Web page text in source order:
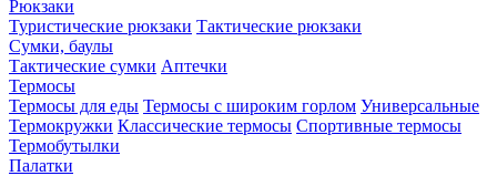
Рюкзаки
Туристические рюкзаки Тактические рюкзаки
Сумки, баулы
Тактические сумки Аптечки
Термосы
Термосы для еды Термосы с широким горлом Универсальные
Термокружки Классические термосы Спортивные термосы
Термобутылки
Палатки